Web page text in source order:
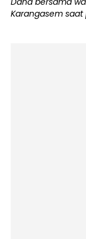
Karangasem